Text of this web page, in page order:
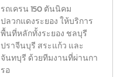
รถเครน 150 ตันนิคม
ปลวกแดงระยอง ให้บริการ
พื้นที่หลักทั้งระยอง ชลบุรี
ปราจีนบุรี สระแก้ว และ
จันทบุรี ด้วยทีมงานที่ผ่านกา
รอ